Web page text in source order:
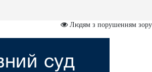
Людям з порушенням зору
суд